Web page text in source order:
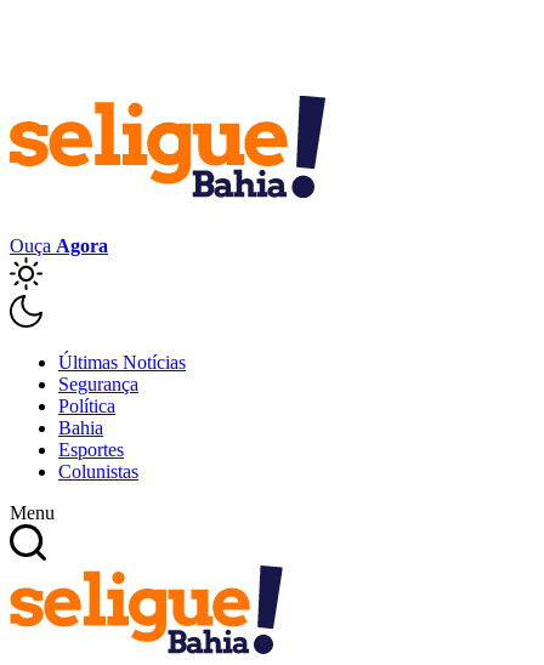
Ouça Agora
Últimas Notícias
Segurança
Política
Bahia
Esportes
Colunistas
Menu